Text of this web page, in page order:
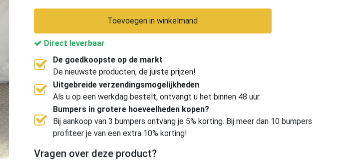
Toevoegen in winkelmand
Direct leverbaar
De goedkoopste op de markt
De nieuwste producten, de juiste prijzen!
Uitgebreide verzendingsmogelijkheden
Als u op een werkdag bestelt, ontvangt u het binnen 48 uur.
Bumpers in grotere hoeveelheden kopen?
Bij aankoop van 3 bumpers ontvang je 5% korting. Bij meer dan 10 bumpers
profiteer je van een extra 10% korting!
Vragen over deze product?